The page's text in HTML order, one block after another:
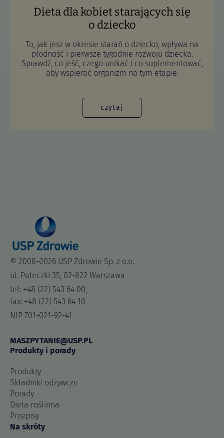
Dieta dla kobiet starających się
o dziecko
To, jak jesz w okresie starań o dziecko, wpływa na
płodność i pierwsze tygodnie rozwoju dziecka.
Sprawdź, co jeść, czego unikać i co suplementować,
aby wspierać organizm na tym etapie.
czytaj
© 2008–2026 USP Zdrowie Sp. z o.o.
ul. Poleczki 35, 02-822 Warszawa
tel: +48 (22) 543 64 00,
fax: +48 (22) 543 64 10
NIP 701-021-92-41
MASZPYTANIE@USP.PL
Produkty i porady
Produkty
Składniki odżywcze
Porady
Dieta roślinna
Przepisy
Na skróty